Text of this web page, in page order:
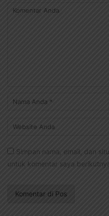
Simpan nama, email, dan
untuk komentar saya